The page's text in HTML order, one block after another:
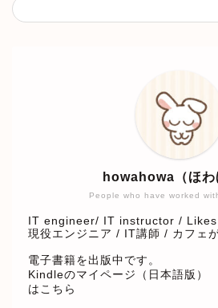
People who have worked
howahowa（ほわ
IT engineer/ IT instructor /
現役エンジニア / IT講師 / カフェ
電子書籍を出版中です。
Kindleのマイページ（日本語版）
はこちら